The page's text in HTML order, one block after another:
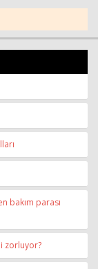
bakım parası
zorluyor?